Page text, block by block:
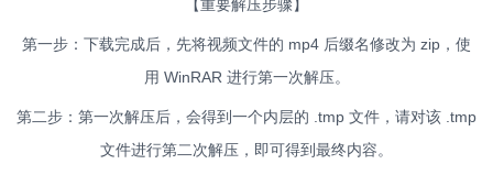
【重要解压步骤】
第一步：下载完成后，先将视频文件的 mp4 后缀名修改为 zip，使
用 WinRAR 进行第一次解压。
第二步：第一次解压后，会得到一个内层的 .tmp 文件，请对该 .tmp
文件进行第二次解压，即可得到最终内容。